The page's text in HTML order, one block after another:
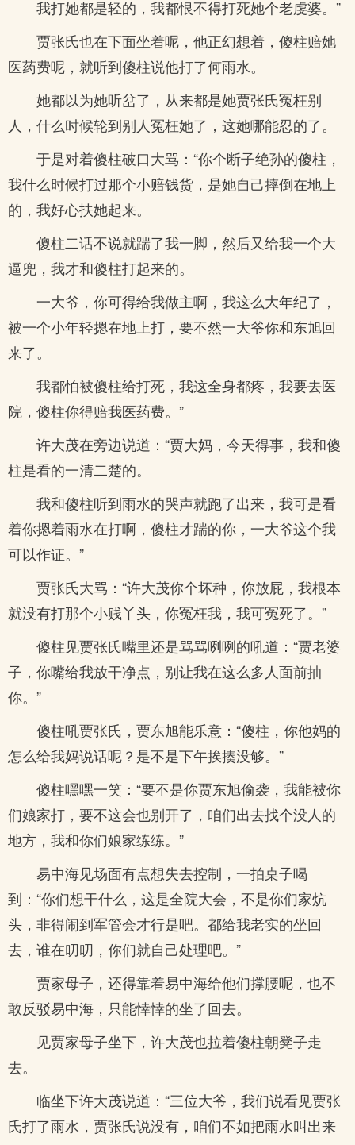
我打她都是轻的，我都恨不得打死她个老虔婆。”
贾张氏也在下面坐着呢，他正幻想着，傻柱赔她
医药费呢，就听到傻柱说他打了何雨水。
她都以为她听岔了，从来都是她贾张氏冤枉别
人，什么时候轮到别人冤枉她了，这她哪能忍的了。
于是对着傻柱破口大骂：“你个断子绝孙的傻柱，
我什么时候打过那个小赔钱货，是她自己摔倒在地上
的，我好心扶她起来。
傻柱二话不说就踹了我一脚，然后又给我一个大
逼兜，我才和傻柱打起来的。
一大爷，你可得给我做主啊，我这么大年纪了，
被一个小年轻摁在地上打，要不然一大爷你和东旭回
来了。
我都怕被傻柱给打死，我这全身都疼，我要去医
院，傻柱你得赔我医药费。”
许大茂在旁边说道：“贾大妈，今天得事，我和傻
柱是看的一清二楚的。
我和傻柱听到雨水的哭声就跑了出来，我可是看
着你摁着雨水在打啊，傻柱才踹的你，一大爷这个我
可以作证。”
贾张氏大骂：“许大茂你个坏种，你放屁，我根本
就没有打那个小贱丫头，你冤枉我，我可冤死了。”
傻柱见贾张氏嘴里还是骂骂咧咧的吼道：“贾老婆
子，你嘴给我放干净点，别让我在这么多人面前抽
你。”
傻柱吼贾张氏，贾东旭能乐意：“傻柱，你他妈的
怎么给我妈说话呢？是不是下午挨揍没够。”
傻柱嘿嘿一笑：“要不是你贾东旭偷袭，我能被你
们娘家打，要不这会也别开了，咱们出去找个没人的
地方，我和你们娘家练练。”
易中海见场面有点想失去控制，一拍桌子喝
到：“你们想干什么，这是全院大会，不是你们家炕
头，非得闹到军管会才行是吧。都给我老实的坐回
去，谁在叨叨，你们就自己处理吧。”
贾家母子，还得靠着易中海给他们撑腰呢，也不
敢反驳易中海，只能悻悻的坐了回去。
见贾家母子坐下，许大茂也拉着傻柱朝凳子走
去。
临坐下许大茂说道：“三位大爷，我们说看见贾张
氏打了雨水，贾张氏说没有，咱们不如把雨水叫出来